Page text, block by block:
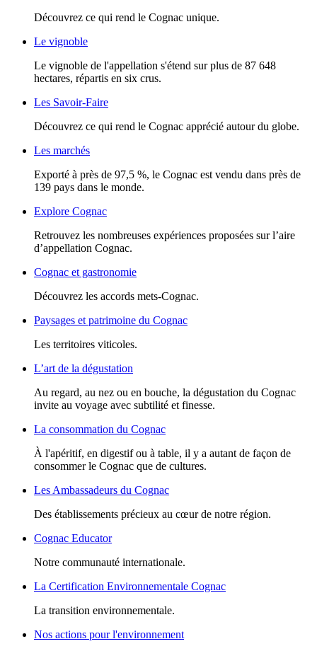
Découvrez ce qui rend le Cognac unique.
Le vignoble
Le vignoble de l'appellation s'étend sur plus de 87 648
hectares, répartis en six crus.
Les Savoir-Faire
Découvrez ce qui rend le Cognac apprécié autour du globe.
Les marchés
Exporté à près de 97,5 %, le Cognac est vendu dans près de
139 pays dans le monde.
Explore Cognac
Retrouvez les nombreuses expériences proposées sur l’aire
d’appellation Cognac.
Cognac et gastronomie
Découvrez les accords mets-Cognac.
Paysages et patrimoine du Cognac
Les territoires viticoles.
L’art de la dégustation
Au regard, au nez ou en bouche, la dégustation du Cognac
invite au voyage avec subtilité et finesse.
La consommation du Cognac
À l'apéritif, en digestif ou à table, il y a autant de façon de
consommer le Cognac que de cultures.
Les Ambassadeurs du Cognac
Des établissements précieux au cœur de notre région.
Cognac Educator
Notre communauté internationale.
La Certification Environnementale Cognac
La transition environnementale.
Nos actions pour l'environnement